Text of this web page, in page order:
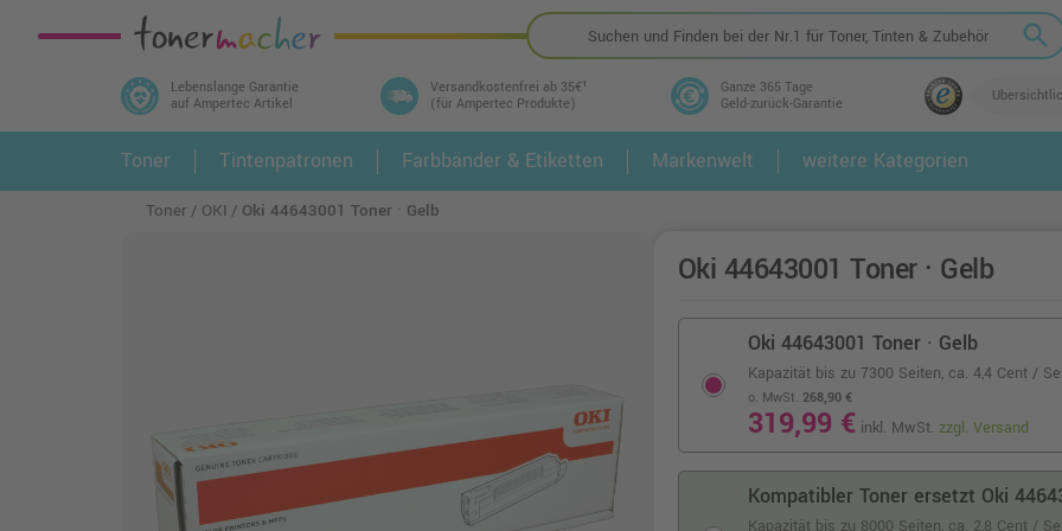
search
Lebenslange Garantie
auf Ampertec Artikel
Versandkostenfrei ab 35€¹
(für Ampertec Produkte)
Ganze 365 Tage
Geld-zurück-Garantie
In 3 einfachen Schritten ihr Druckermodell
und alle dazu passenden Artikel finden ➤ 1. 2.
Toner Tintenpatronen Farbbänder & Etiketten Markenwelt weitere Kategorien
Toner OKI Oki 44643001 Toner · Gelb
Oki 44643001 Toner · Gelb
Oki 44643001 Toner · Gelb
Kapazität bis zu 7300 Seiten, ca. 4,4 Cent /
o. MwSt. 268,90 €
319,99 € inkl. MwSt. zzgl. Versand
Kompatibler Toner ersetzt Oki
Kapazität bis zu 8000 Seiten, ca. 2,8 Cent /